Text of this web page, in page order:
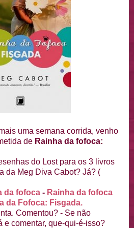
uma semana corrida, venho
de Rainha da fofoca:
do Lost para os 3 livros
da Meg Diva Cabot? Já? (
da fofoca - Rainha da fofoca
da Fofoca: Fisgada.
Comentou? - Se não
e comentar, que-qui-é-isso?